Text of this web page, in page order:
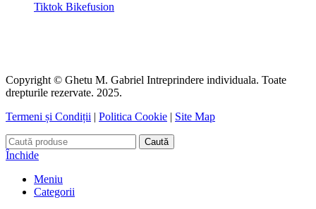
Tiktok Bikefusion
Copyright © Ghetu M. Gabriel Intreprindere individuala. Toate
drepturile rezervate. 2025.
Termeni și Condiții | Politica Cookie | Site Map
Caută
Închide
Meniu
Categorii